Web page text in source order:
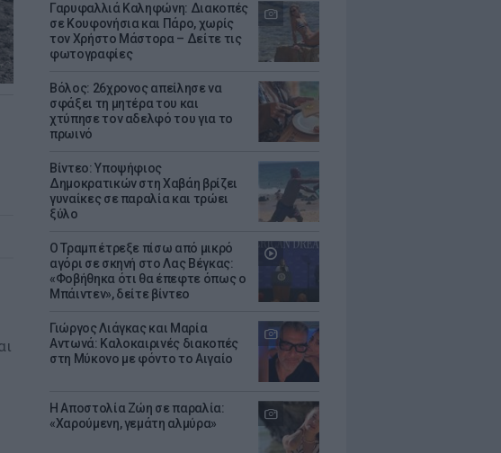
Γαρυφαλλιά Καληφώνη: Διακοπές
σε Κουφονήσια και Πάρο, χωρίς
τον Χρήστο Μάστορα – Δείτε τις
φωτογραφίες
Βόλος: 26χρονος απείλησε να
σφάξει τη μητέρα του και
χτύπησε τον αδελφό του για το
πρωινό
Βίντεο: Υποψήφιος
Δημοκρατικών στη Χαβάη βρίζει
γυναίκες σε παραλία και τρώει
ξύλο
Ο Τραμπ έτρεξε πίσω από μικρό
αγόρι σε σκηνή στο Λας Βέγκας:
«Φοβήθηκα ότι θα έπεφτε όπως ο
Μπάιντεν», δείτε βίντεο
Γιώργος Λιάγκας και Μαρία
Αντωνά: Καλοκαιρινές διακοπές
στη Μύκονο με φόντο το Αιγαίο
Η Αποστολία Ζώη σε παραλία:
«Χαρούμενη, γεμάτη αλμύρα»